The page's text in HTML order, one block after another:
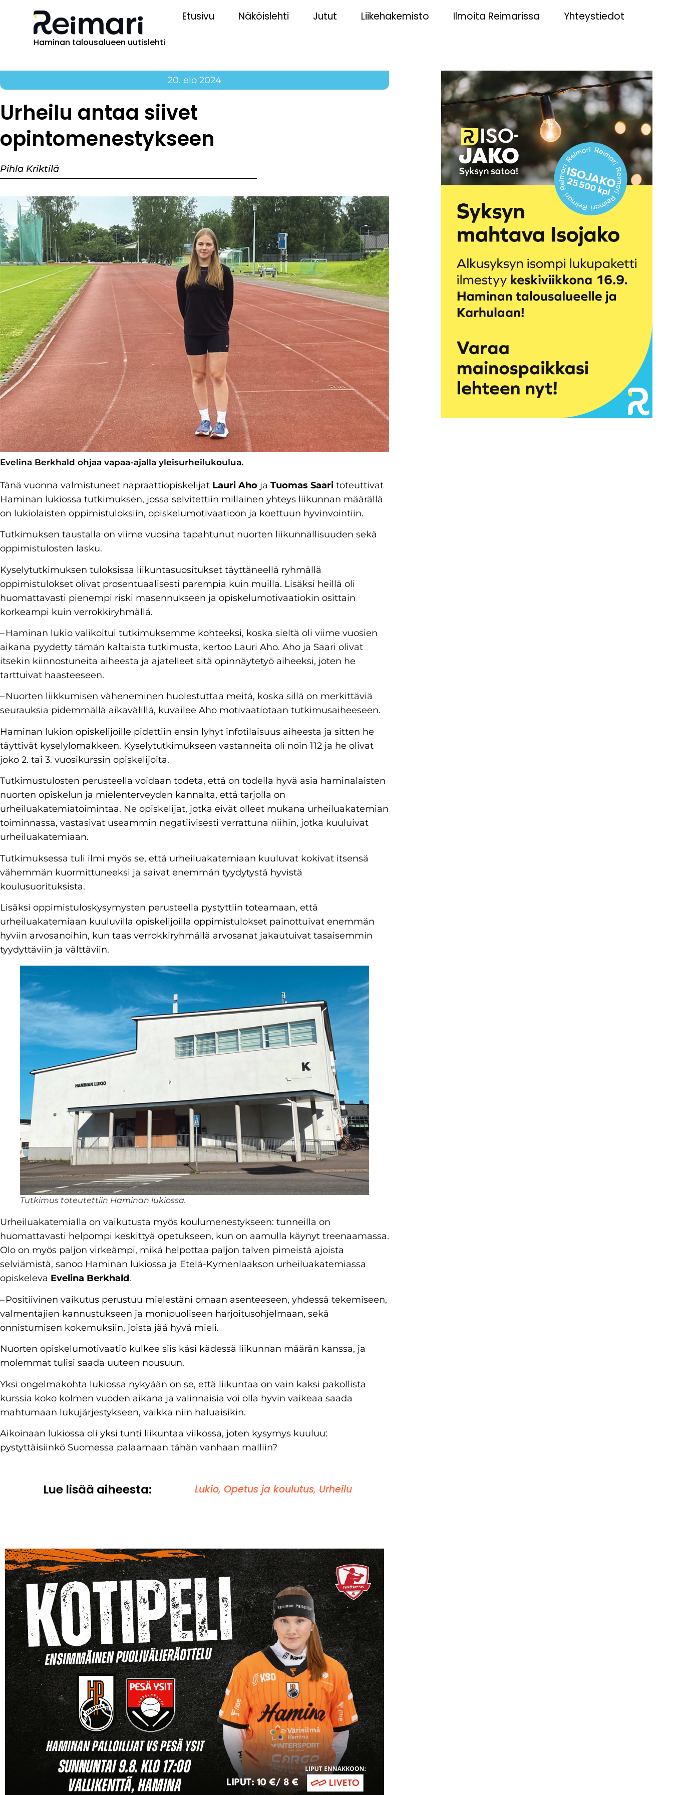
Haminan talousalueen uutislehti
Etusivu Näköislehti Jutut Liikehakemisto Ilmoita Reimarissa Yhteystiedot
20. elo 2024
Urheilu antaa siivet
opintomenestykseen
Pihla Kriktilä
Evelina Berkhald ohjaa vapaa-ajalla yleisurheilukoulua.
Tänä vuonna valmistuneet napraattiopiskelijat Lauri Aho ja Tuomas Saari toteuttivat
Haminan lukiossa tutkimuksen, jossa selvitettiin millainen yhteys liikunnan määrällä
on lukiolaisten oppimistuloksiin, opiskelumotivaatioon ja koettuun hyvinvointiin.
Tutkimuksen taustalla on viime vuosina tapahtunut nuorten liikunnallisuuden sekä
oppimistulosten lasku.
Kyselytutkimuksen tuloksissa liikuntasuositukset täyttäneellä ryhmällä
oppimistulokset olivat prosentuaalisesti parempia kuin muilla. Lisäksi heillä oli
huomattavasti pienempi riski masennukseen ja opiskelumotivaatiokin osittain
korkeampi kuin verrokkiryhmällä.
– Haminan lukio valikoitui tutkimuksemme kohteeksi, koska sieltä oli viime vuosien
aikana pyydetty tämän kaltaista tutkimusta, kertoo Lauri Aho. Aho ja Saari olivat
itsekin kiinnostuneita aiheesta ja ajatelleet sitä opinnäytetyö aiheeksi, joten he
tarttuivat haasteeseen.
– Nuorten liikkumisen väheneminen huolestuttaa meitä, koska sillä on merkittäviä
seurauksia pidemmällä aikavälillä, kuvailee Aho motivaatiotaan tutkimusaiheeseen.
Haminan lukion opiskelijoille pidettiin ensin lyhyt infotilaisuus aiheesta ja sitten he
täyttivät kyselylomakkeen. Kyselytutkimukseen vastanneita oli noin 112 ja he olivat
joko 2. tai 3. vuosikurssin opiskelijoita.
Tutkimustulosten perusteella voidaan todeta, että on todella hyvä asia haminalaisten
nuorten opiskelun ja mielenterveyden kannalta, että tarjolla on
urheiluakatemiatoimintaa. Ne opiskelijat, jotka eivät olleet mukana urheiluakatemian
toiminnassa, vastasivat useammin negatiivisesti verrattuna niihin, jotka kuuluivat
urheiluakatemiaan.
Tutkimuksessa tuli ilmi myös se, että urheiluakatemiaan kuuluvat kokivat itsensä
vähemmän kuormittuneeksi ja saivat enemmän tyydytystä hyvistä
koulusuorituksista.
Lisäksi oppimistuloskysymysten perusteella pystyttiin toteamaan, että
urheiluakatemiaan kuuluvilla opiskelijoilla oppimistulokset painottuivat enemmän
hyviin arvosanoihin, kun taas verrokkiryhmällä arvosanat jakautuivat tasaisemmin
tyydyttäviin ja välttäviin.
Tutkimus toteutettiin Haminan lukiossa.
Urheiluakatemialla on vaikutusta myös koulumenestykseen: tunneilla on
huomattavasti helpompi keskittyä opetukseen, kun on aamulla käynyt treenaamassa.
Olo on myös paljon virkeämpi, mikä helpottaa paljon talven pimeistä ajoista
selviämistä, sanoo Haminan lukiossa ja Etelä-Kymenlaakson urheiluakatemiassa
opiskeleva Evelina Berkhald.
– Positiivinen vaikutus perustuu mielestäni omaan asenteeseen, yhdessä tekemiseen,
valmentajien kannustukseen ja monipuoliseen harjoitusohjelmaan, sekä
onnistumisen kokemuksiin, joista jää hyvä mieli.
Nuorten opiskelumotivaatio kulkee siis käsi kädessä liikunnan määrän kanssa, ja
molemmat tulisi saada uuteen nousuun.
Yksi ongelmakohta lukiossa nykyään on se, että liikuntaa on vain kaksi pakollista
kurssia koko kolmen vuoden aikana ja valinnaisia voi olla hyvin vaikeaa saada
mahtumaan lukujärjestykseen, vaikka niin haluaisikin.
Aikoinaan lukiossa oli yksi tunti liikuntaa viikossa, joten kysymys kuuluu:
pystyttäisiinkö Suomessa palaamaan tähän vanhaan malliin?
Lue lisää aiheesta: Lukio, Opetus ja koulutus, Urheilu